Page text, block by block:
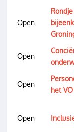
Open
Open
Open
het VO
Open